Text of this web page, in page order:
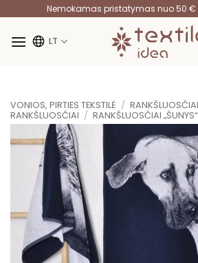
content
Nemokamas pristatymas nuo 50
LT
VONIOS, PIRTIES TEKSTILĖ / RANKŠLUOSČIAI
RANKŠLUOSČIAI / RANKŠLUOSČIAI „ŠUNYS“